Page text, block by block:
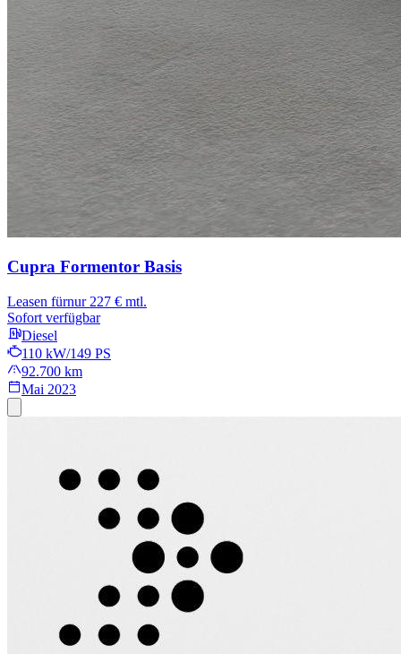
Cupra Formentor Basis
Leasen fürnur 227 € mtl.
Sofort verfügbar
Diesel
110 kW/149 PS
92.700 km
Mai 2023